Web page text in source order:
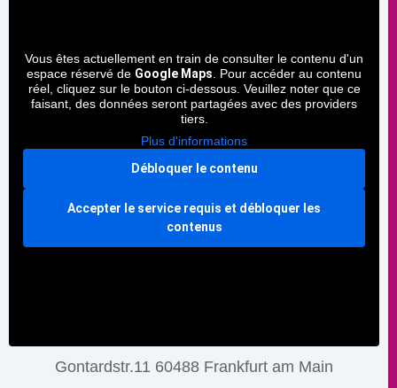
Vous êtes actuellement en train de consulter le contenu d'un
espace réservé de Google Maps . Pour accéder au contenu
réel, cliquez sur le bouton ci-dessous. Veuillez noter que ce
faisant, des données seront partagées avec des providers
tiers.
Plus d'informations
Débloquer le contenu
Accepter le service requis et débloquer les
contenus
Gontardstr.11 60488 Frankfurt am Main